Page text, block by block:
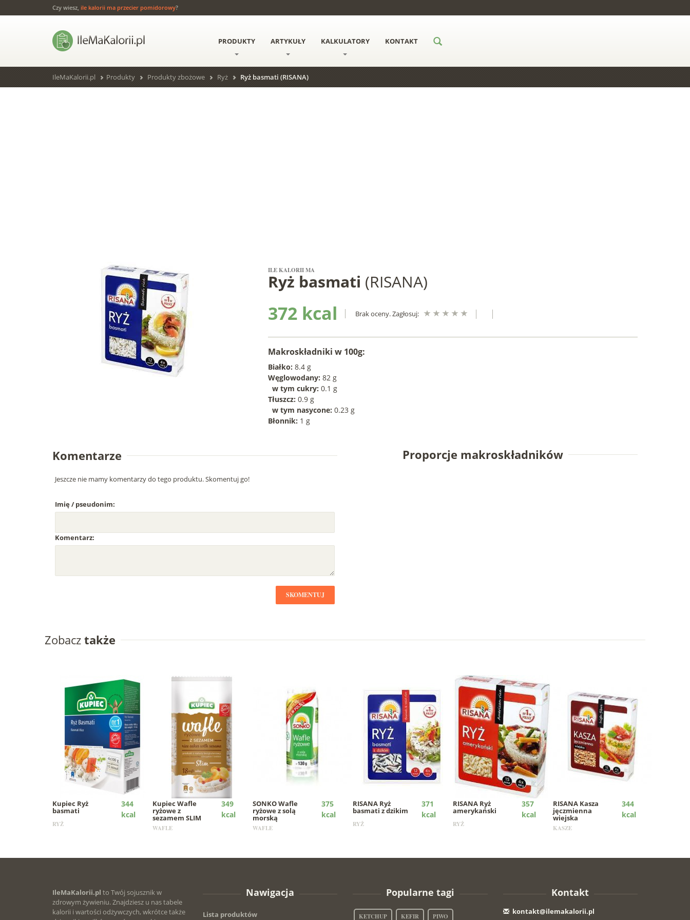
Czy wiesz, ile kalorii ma przecier pomidorowy?
PRODUKTY ARTYKUŁY KALKULATORY KONTAKT
IleMaKalorii.pl Produkty Produkty zbożowe Ryż Ryż basmati (RISANA)
ILE KALORII MA
Ryż basmati (RISANA)
372 kcal Brak oceny. Zagłosuj:
Makroskładniki w 100g:
Białko: 8.4 g
Węglowodany: 82 g
w tym cukry: 0.1 g
Tłuszcz: 0.9 g
w tym nasycone: 0.23 g
Błonnik: 1 g
Komentarze
Jeszcze nie mamy komentarzy do tego produktu. Skomentuj go!
Imię / pseudonim:
Komentarz:
SKOMENTUJ
Proporcje makroskładników
Zobacz także
Kupiec Ryż
basmati
344
kcal
RYŻ
Kupiec Wafle
ryżowe z
sezamem SLIM
349
kcal
WAFLE
SONKOWafle
ryżowe z solą
morską
375
kcal
WAFLE
RISANA Ryż
basmati z dzikim
371
kcal
RYŻ
RISANA Ryż
amerykański
357
kcal
RYŻ
RISANA Kasza
jęczmienna
wiejska
344
kcal
KASZE
IleMaKalorii.pl to Twój sojusznik w
zdrowym żywieniu. Znajdziesz u nas tabele
kalorii i wartości odżywczych, wkrótce także
Nawigacja
Lista produktów
Popularne tagi
KETCHUP KEFIR PIWO
Kontakt
kontakt@ilemakalorii.pl